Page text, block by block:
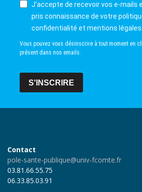
J'accepte de recevoir vos e-mails
pris connaissance de votre
confidentialité et mentions légales.
Vous pouvez vous désinscrire à tout moment en
présent dans nos emails.
S'INSCRIRE
Contact
pole-sante-publique@univ-fcomte.fr
03.81.66.55.75
06.33.85.03.91